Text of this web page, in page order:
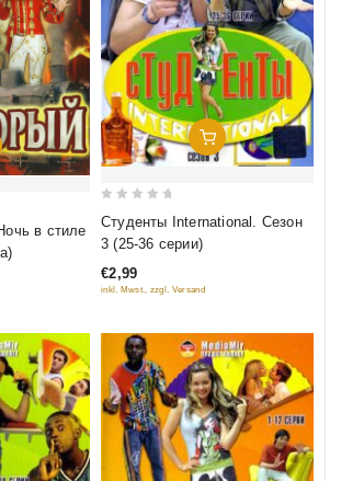
В Корзину
в стиле
Добавить В Корзину
out
5
Студенты International. Сезон
3 (25-36 серии)
€2,99
inkl. Mwst., zzgl. Versand